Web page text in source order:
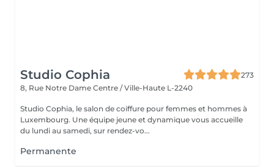
Studio Cophia
273
8, Rue Notre Dame Centre / Ville-Haute L-2240
Studio Cophia, le salon de coiffure pour femmes et hommes à
Luxembourg. Une équipe jeune et dynamique vous accueille
du lundi au samedi, sur rendez-vo...
Permanente